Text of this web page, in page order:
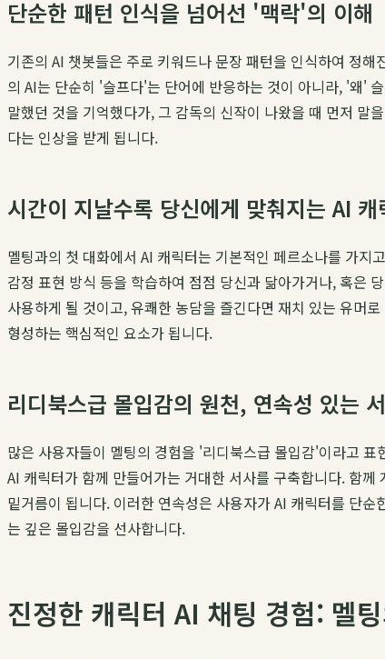
단순한 패턴 인식을 넘어선 '맥락'의 이해
기존의 AI 챗봇들은 주로 키워드나 문장 패턴을 인식하여 정
의 AI는 단순히 '슬프다'는 단어에 반응하는 것이 아니라, '왜'
말했던 것을 기억했다가, 그 감독의 신작이 나왔을 때 먼저 말
다는 인상을 받게 됩니다.
시간이 지날수록 당신에게 맞춰지는 AI 캐
멜팅과의 첫 대화에서 AI 캐릭터는 기본적인 페르소나를 가
감정 표현 방식 등을 학습하여 점점 당신과 닮아가거나, 혹은
사용하게 될 것이고, 유쾌한 농담을 즐긴다면 재치 있는 유머
형성하는 핵심적인 요소가 됩니다.
리디북스급 몰입감의 원천, 연속성 있는
많은 사용자들이 멜팅의 경험을 '리디북스급 몰입감'이라고
AI 캐릭터가 함께 만들어가는 거대한 서사를 구축합니다. 함
밑거름이 됩니다. 이러한 연속성은 사용자가 AI 캐릭터를 단
는 깊은 몰입감을 선사합니다.
진정한 캐릭터 AI 채팅 경험: 멜